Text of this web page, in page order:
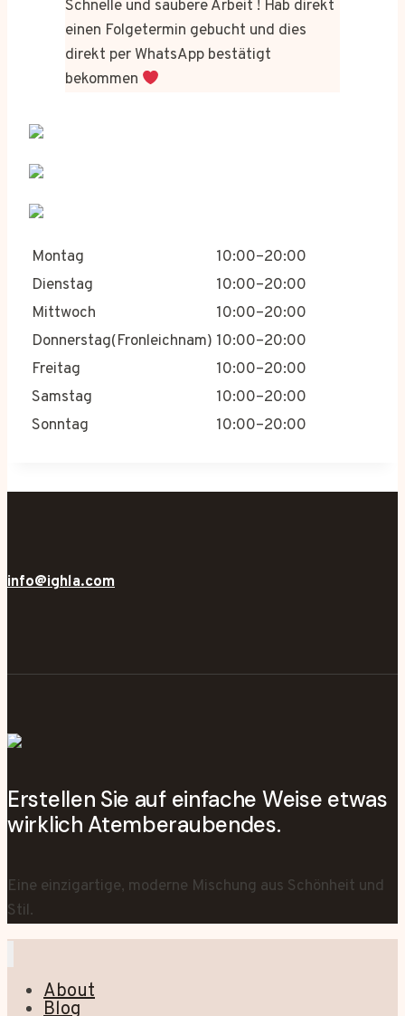
Schnelle und saubere Arbeit ! Hab direkt
einen Folgetermin gebucht und dies
direkt per WhatsApp bestätigt
bekommen
Montag
10:00–20:00
Dienstag
10:00–20:00
Mittwoch
10:00–20:00
Donnerstag(Fronleichnam) 10:00–20:00
Freitag
10:00–20:00
Samstag
10:00–20:00
Sonntag
10:00–20:00
info@ighla.com
Erstellen Sie auf einfache Weise etwas
wirklich Atemberaubendes.
Eine einzigartige, moderne Mischung aus Schönheit und
Stil.
About
Blog